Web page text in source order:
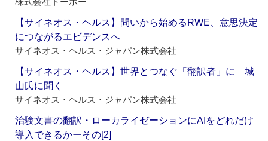
【サイネオス・ヘルス】問いから始めるRWE、意思決定
につながるエビデンスへ
サイネオス・ヘルス・ジャパン株式会社
【サイネオス・ヘルス】世界とつなぐ「翻訳者」に 城
山氏に聞く
サイネオス・ヘルス・ジャパン株式会社
治験文書の翻訳・ローカライゼーションにAIをどれだけ
導入できるかーその[2]